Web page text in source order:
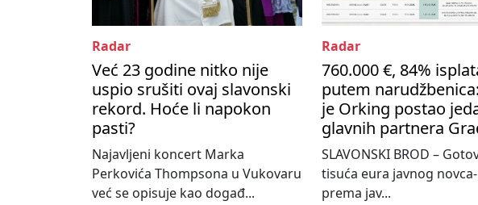
Radar
Već 23 godine nitko nije
uspio srušiti ovaj slavonski
rekord. Hoće li napokon
pasti?
Najavljeni koncert Marka
Perkovića Thompsona u Vukovaru
već se opisuje kao događ...
Radar
760.000 €, 84%
putem
je Orking postao
glavnih partnera
SLAVONSKI BROD –
tisuća eura javnog
prema jav...